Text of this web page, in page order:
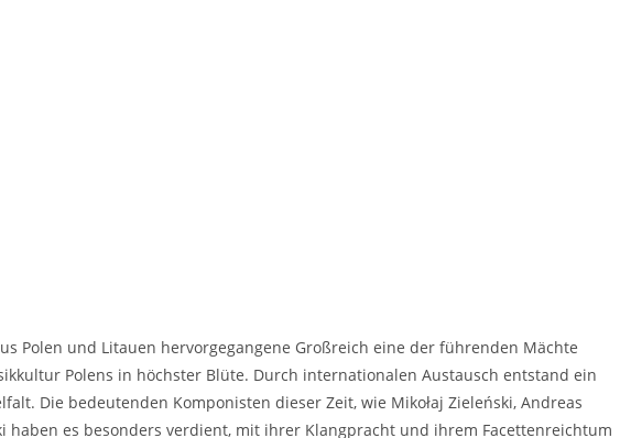
Polen und Litauen hervorgegangene Großreich eine der führenden Mächte
Polens in höchster Blüte. Durch internationalen Austausch entstand ein
Die bedeutenden Komponisten dieser Zeit, wie Mikołaj Zieleński, Andreas
haben es besonders verdient, mit ihrer Klangpracht und ihrem Facettenreichtum